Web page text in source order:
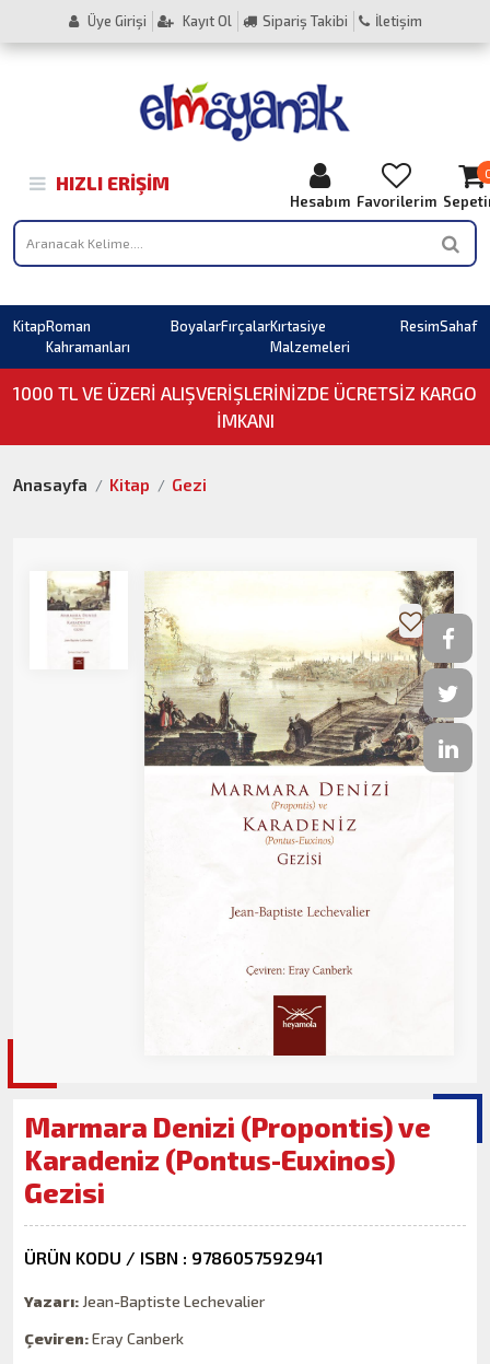
Üye Girişi Kayıt Ol Sipariş Takibi İletişim
HIZLI ERIŞIM
Hesabım Favorilerim
KitapRoman
Kahramanları
BoyalarFırçalarKırtasiye
Malzemeleri
ResimSahaf
1000 TL VE ÜZERI ALIŞVERIŞLERINIZDE ÜCRETSİZ KARGO
İMKANI
Anasayfa Kitap Gezi
Marmara Denizi (Propontis) ve
Karadeniz (Pontus-Euxinos)
Gezisi
ÜRÜN KODU / ISBN : 9786057592941
Yazarı: Jean-Baptiste Lechevalier
Çeviren:Eray Canberk